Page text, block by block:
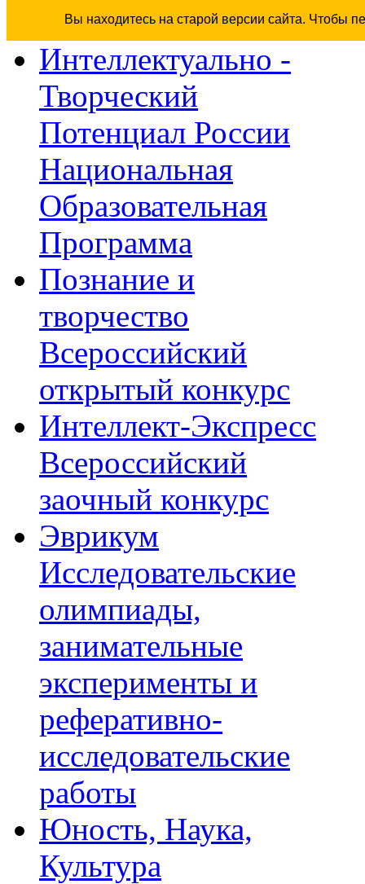
Вы находитесь на старой версии сайта. Чтобы
Интеллектуально -
Творческий
Потенциал России
Национальная
Образовательная
Программа
Познание и
творчество
Всероссийский
открытый конкурс
Интеллект-Экспресс
Всероссийский
заочный конкурс
Эврикум
Исследовательские
олимпиады,
занимательные
эксперименты и
реферативно-
исследовательские
работы
Юность, Наука,
Культура